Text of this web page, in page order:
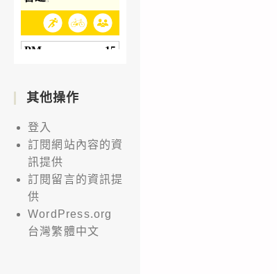
其他操作
登入
訂閱網站內容的資
訊提供
訂閱留言的資訊提
供
WordPress.org
台灣繁體中文